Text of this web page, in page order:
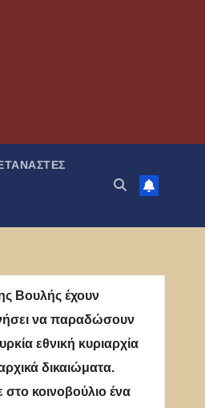
Βουλής έχουν
να παραδώσουν
εθνική κυριαρχία
δικαιώματα.
στο κοινοβούλιο ένα